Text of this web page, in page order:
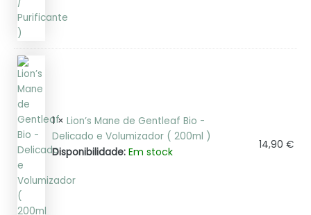
1 × Lion’s Mane de Gentleaf Bio -
Delicado e Volumizador ( 200ml )
Disponibilidade: Em stock
14,90 €